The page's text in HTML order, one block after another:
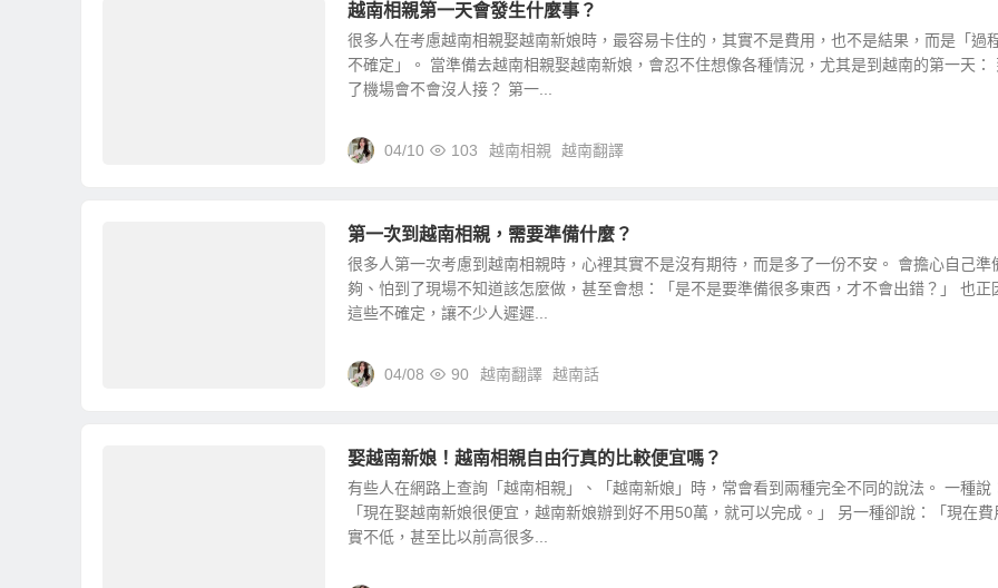
越南相親第一天會發生什麼事？
很多人在考慮越南相親娶越南新娘時，最容易卡住的，其實不是費用，也不是結果，而是「過
不確定」。 當準備去越南相親娶越南新娘，會忍不住想像各種情況，尤其是到越南的第一天：
了機場會不會沒人接？ 第一...
04/10 103 越南相親 越南翻譯
第一次到越南相親，需要準備什麼？
很多人第一次考慮到越南相親時，心裡其實不是沒有期待，而是多了一份不安。 會擔心自己準
夠、怕到了現場不知道該怎麼做，甚至會想：「是不是要準備很多東西，才不會出錯？」 也正
這些不確定，讓不少人遲遲...
04/08 90 越南翻譯 越南話
娶越南新娘！越南相親自由行真的比較便宜嗎？
有些人在網路上查詢「越南相親」、「越南新娘」時，常會看到兩種完全不同的說法。 一種說
「現在娶越南新娘很便宜，越南新娘辦到好不用50萬，就可以完成。」 另一種卻說：「現在費
實不低，甚至比以前高很多...